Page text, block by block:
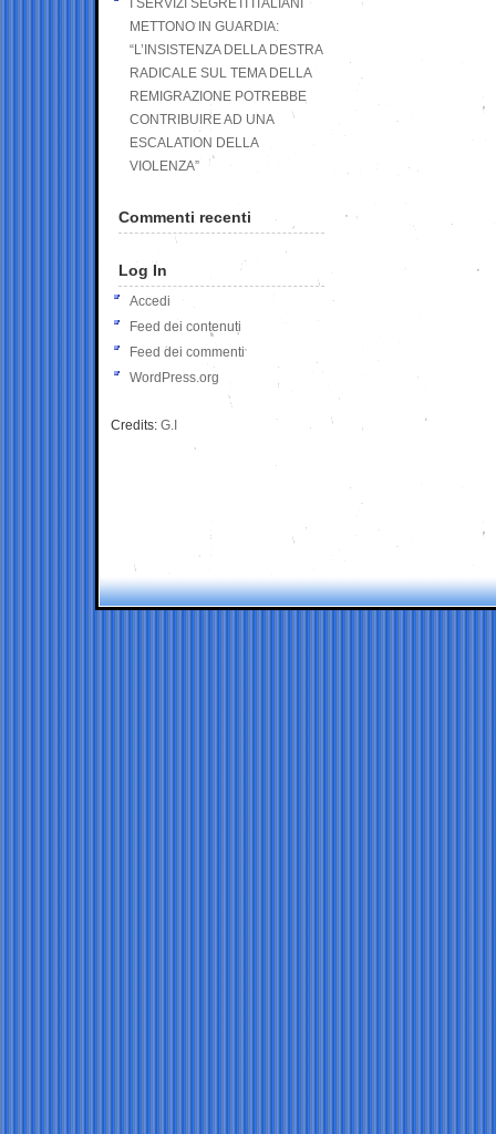
I SERVIZI SEGRETI ITALIANI
METTONO IN GUARDIA:
“L’INSISTENZA DELLA DESTRA
RADICALE SUL TEMA DELLA
REMIGRAZIONE POTREBBE
CONTRIBUIRE AD UNA
ESCALATION DELLA
VIOLENZA”
Commenti recenti
Log In
Accedi
Feed dei contenuti
Feed dei commenti
WordPress.org
Credits: G.I